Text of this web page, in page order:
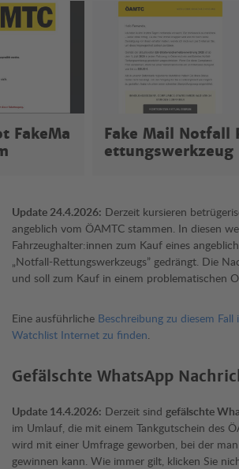
FakeMa
Fake Mail Notfall
ettungswerkzeug
Update 24.4.2026: Derzeit kursieren
angeblich vom ÖAMTC stammen. In diesen
Fahrzeughalter:innen zum Kauf eines
„Notfall-Rettungswerkzeugs” gedrängt. Die
und soll zum Kauf in einem problematischen
Eine ausführliche Beschreibung zu diesem
Watchlist Internet zu finden
Gefälschte WhatsApp
Update 14.4.2026: Derzeit sind gefälschte
im Umlauf, die mit einem Tankgutschein des
wird mit einer Umfrage geworben, bei der
gewinnen kann. Wie immer gilt, klicken Sie